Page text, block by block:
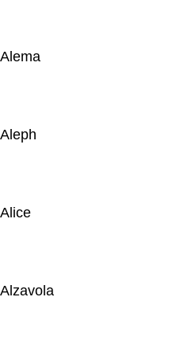
Alema
Aleph
Alice
Alzavola